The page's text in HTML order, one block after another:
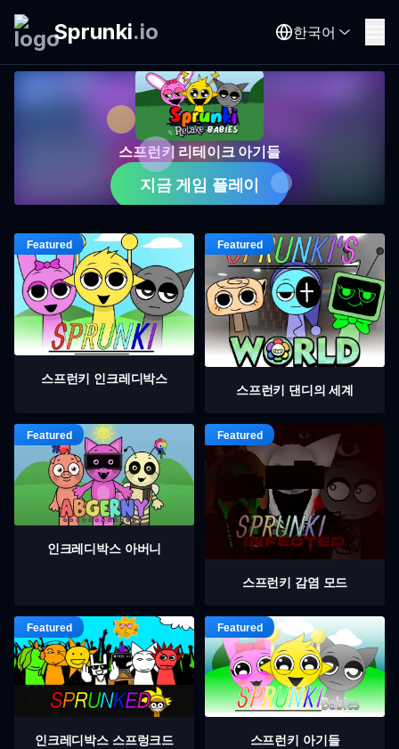
Sprunki.io 한국어
스프런키 리테이크 아기들
지금 게임 플레이
스프런키 인크레디박스
스프런키 댄디의 세계
인크레디박스 아버니
스프런키 감염 모드
인크레디박스 스프렁크드 스프런키 아기들